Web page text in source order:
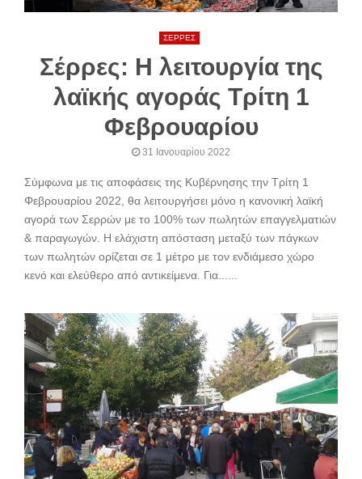
ΣΕΡΡΕΣ
Σέρρες: Η λειτουργία της
λαϊκής αγοράς Τρίτη 1
Φεβρουαρίου
31 Ιανουαρίου 2022
Σύμφωνα με τις αποφάσεις της Κυβέρνησης την Τρίτη 1
Φεβρουαρίου 2022, θα λειτουργήσει μόνο η κανονική λαϊκή
αγορά των Σερρών με το 100% των πωλητών επαγγελματιών
& παραγωγών. Η ελάχιστη απόσταση μεταξύ των πάγκων
των πωλητών ορίζεται σε 1 μέτρο με τον ενδιάμεσο χώρο
κενό και ελεύθερο από αντικείμενα. Για......